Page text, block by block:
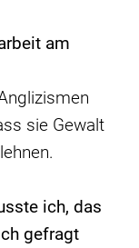
am
sie Gewalt
ich, das
gefragt